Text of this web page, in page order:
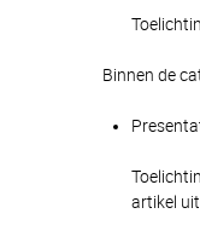
Binnen de
artikel